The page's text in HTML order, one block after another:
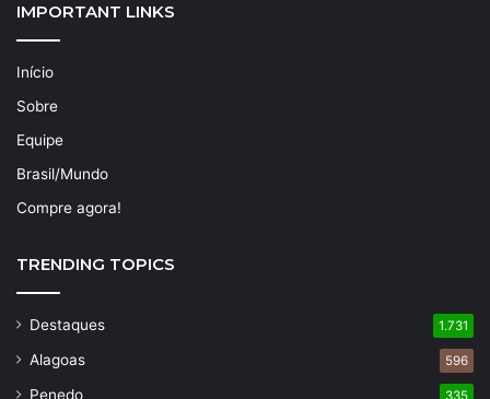
IMPORTANT LINKS
Início
Sobre
Equipe
Brasil/Mundo
Compre agora!
TRENDING TOPICS
Destaques 1.731
Alagoas 596
Penedo 335